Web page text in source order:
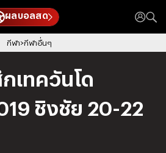
ผลบอลสด
กีฬา กีฬาอื่นๆ
เทควันโด
ชิงชัย 20-22